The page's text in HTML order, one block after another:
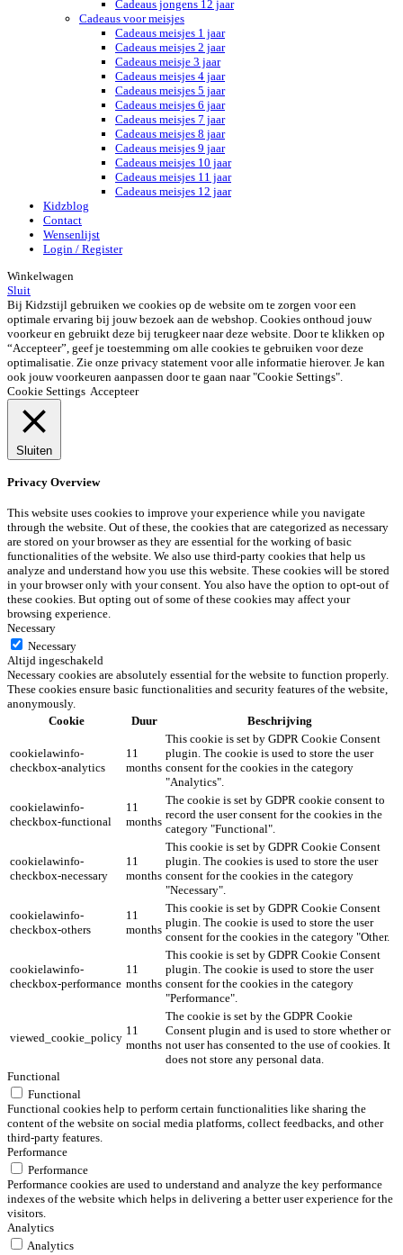
Cadeaus jongens 12 jaar
Cadeaus voor meisjes
Cadeaus meisjes 1 jaar
Cadeaus meisjes 2 jaar
Cadeaus meisje 3 jaar
Cadeaus meisjes 4 jaar
Cadeaus meisjes 5 jaar
Cadeaus meisjes 6 jaar
Cadeaus meisjes 7 jaar
Cadeaus meisjes 8 jaar
Cadeaus meisjes 9 jaar
Cadeaus meisjes 10 jaar
Cadeaus meisjes 11 jaar
Cadeaus meisjes 12 jaar
Kidzblog
Contact
Wensenlijst
Login / Register
Winkelwagen
Sluit
Bij Kidzstijl gebruiken we cookies op de website om te zorgen voor een
optimale ervaring bij jouw bezoek aan de webshop. Cookies onthoud jouw
voorkeur en gebruikt deze bij terugkeer naar deze website. Door te klikken op
“Accepteer”, geef je toestemming om alle cookies te gebruiken voor deze
optimalisatie. Zie onze privacy statement voor alle informatie hierover. Je kan
ook jouw voorkeuren aanpassen door te gaan naar "Cookie Settings".
Cookie Settings Accepteer
Sluiten
Privacy Overview
This website uses cookies to improve your experience while you navigate
through the website. Out of these, the cookies that are categorized as necessary
are stored on your browser as they are essential for the working of basic
functionalities of the website. We also use third-party cookies that help us
analyze and understand how you use this website. These cookies will be stored
in your browser only with your consent. You also have the option to opt-out of
these cookies. But opting out of some of these cookies may affect your
browsing experience.
Necessary
Necessary
Altijd ingeschakeld
Necessary cookies are absolutely essential for the website to function properly.
These cookies ensure basic functionalities and security features of the website,
anonymously.
Cookie
Duur Beschrijving
cookielawinfo-
checkbox-analytics
11
months
This cookie is set by GDPR Cookie Consent
plugin. The cookie is used to store the user
consent for the cookies in the category
"Analytics".
cookielawinfo-
checkbox-functional
11
months
The cookie is set by GDPR cookie consent to
record the user consent for the cookies in the
category "Functional".
cookielawinfo-
checkbox-necessary
11
months
This cookie is set by GDPR Cookie Consent
plugin. The cookies is used to store the user
consent for the cookies in the category
"Necessary".
cookielawinfo-
checkbox-others
11
months
This cookie is set by GDPR Cookie Consent
plugin. The cookie is used to store the user
consent for the cookies in the category "Other.
cookielawinfo-
checkbox-performance
11
months
This cookie is set by GDPR Cookie Consent
plugin. The cookie is used to store the user
consent for the cookies in the category
"Performance".
viewed_cookie_policy
11
months
The cookie is set by the GDPR Cookie
Consent plugin and is used to store whether or
not user has consented to the use of cookies. It
does not store any personal data.
Functional
Functional
Functional cookies help to perform certain functionalities like sharing the
content of the website on social media platforms, collect feedbacks, and other
third-party features.
Performance
Performance
Performance cookies are used to understand and analyze the key performance
indexes of the website which helps in delivering a better user experience for the
visitors.
Analytics
Analytics